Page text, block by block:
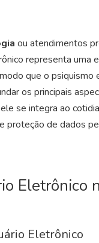
ou atendimentos
representa uma
que o psiquismo
os principais
se integra ao
proteção de dados
Eletrônico
Eletrônico